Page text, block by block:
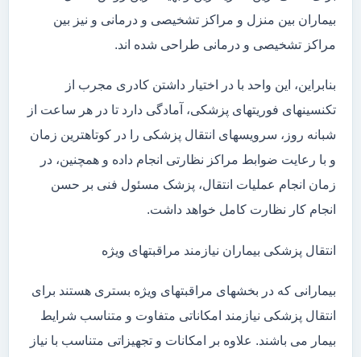
بیماران بین منزل و مراکز تشخیصی و درمانی و نیز بین
مراکز تشخیصی و درمانی طراحی شده اند.
بنابراین، این واحد با در اختیار داشتن کادری مجرب از
تکنسینهای فوریتهای پزشکی، آمادگی دارد تا در هر ساعت از
شبانه روز، سرویسهای انتقال پزشکی را در کوتاهترین زمان
و با رعایت ضوابط مراکز نظارتی انجام داده و همچنین، در
زمان انجام عملیات انتقال، پزشک مسئول فنی بر حسن
انجام کار نظارت کامل خواهد داشت.
انتقال پزشکی بیماران نیازمند مراقبتهای ویژه
بیمارانی که در بخشهای مراقبتهای ویژه بستری هستند برای
انتقال پزشکی نیازمند امکاناتی متفاوت و متناسب شرایط
بیمار می باشند. علاوه بر امکانات و تجهیزاتی متناسب با نیاز